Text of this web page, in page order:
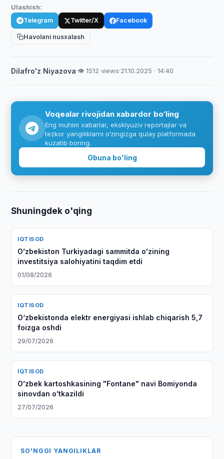
Ulashish:
Telegram Twitter/X Facebook
Havolani nusxalash
Dilafro'z Niyazova·👁 1512 views·21.10.2025 · 14:40
Voqealar rivojidan xabardor bo‘ling
Eng muhim xabarlar, eksklyuziv reportajlar va
tezkor yangiliklarni o‘zingizga qulay platformada
kuzatib boring.
Obuna bo'ling
Shuningdek o'qing
IQTISOD
Oʻzbekiston Turkiyadagi sammitda oʻzining
investitsiya salohiyatini taqdim etdi
01/08/2026
IQTISOD
O‘zbekistonda elektr energiyasi ishlab chiqarish 5,7
foizga oshdi
29/07/2026
IQTISOD
Oʻzbek kartoshkasining "Fontane" navi Bomiyonda
sinovdan oʻtkazildi
27/07/2026
SO'NGGI YANGILIKLAR